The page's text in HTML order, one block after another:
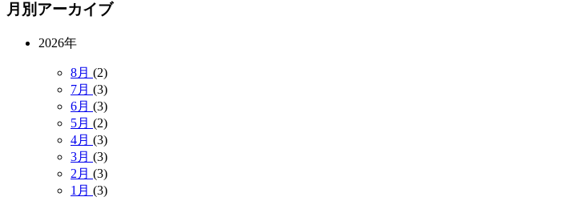
月別アーカイブ
2026年
8月 (2)
7月 (3)
6月 (3)
5月 (2)
4月 (3)
3月 (3)
2月 (3)
1月 (3)